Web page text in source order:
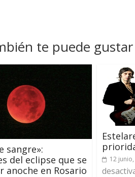
te puede gustar
sangre»:
del eclipse que se
anoche en Rosario
12